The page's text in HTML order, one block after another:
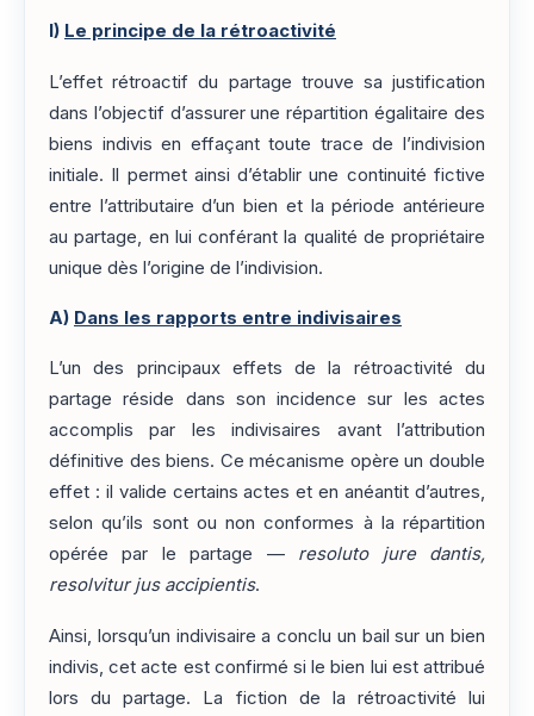
I) Le principe de la rétroactivité
L’effet rétroactif du partage trouve sa justification
dans l’objectif d’assurer une répartition égalitaire des
biens indivis en effaçant toute trace de l’indivision
initiale. Il permet ainsi d’établir une continuité fictive
entre l’attributaire d’un bien et la période antérieure
au partage, en lui conférant la qualité de propriétaire
unique dès l’origine de l’indivision.
A) Dans les rapports entre indivisaires
L’un des principaux effets de la rétroactivité du
partage réside dans son incidence sur les actes
accomplis par les indivisaires avant l’attribution
définitive des biens. Ce mécanisme opère un double
effet : il valide certains actes et en anéantit d’autres,
selon qu’ils sont ou non conformes à la répartition
opérée par le partage — resoluto jure dantis,
resolvitur jus accipientis.
Ainsi, lorsqu’un indivisaire a conclu un bail sur un bien
indivis, cet acte est confirmé si le bien lui est attribué
lors du partage. La fiction de la rétroactivité lui